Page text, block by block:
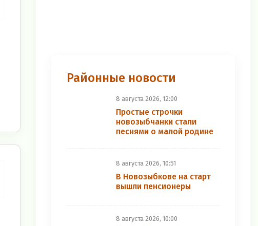
Районные новости
8 августа 2026, 12:00
Простые строчки
новозыбчанки стали
песнями о малой родине
8 августа 2026, 10:51
В Новозыбкове на старт
вышли пенсионеры
8 августа 2026, 10:00